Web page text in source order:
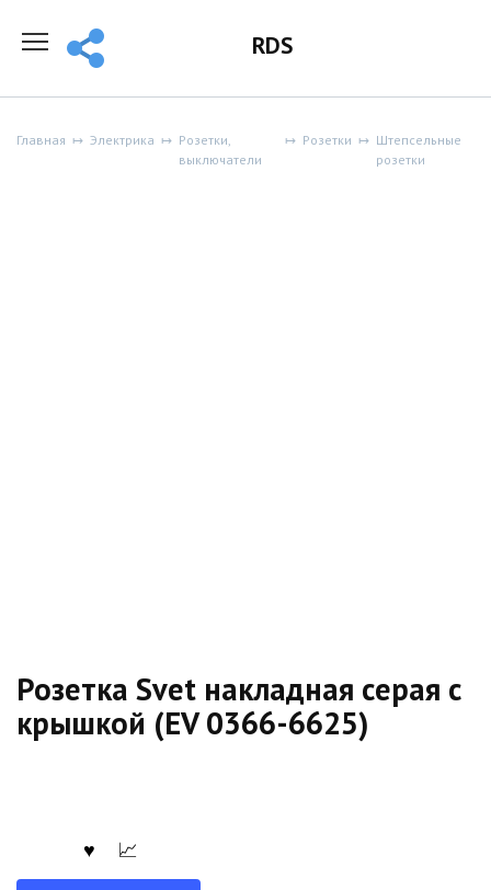
содержанию
RDS
Главная Электрика
Розетки,
выключатели
Розетки
Штепсельные
розетки
Розетка Svet накладная серая с
крышкой (EV 0366-6625)